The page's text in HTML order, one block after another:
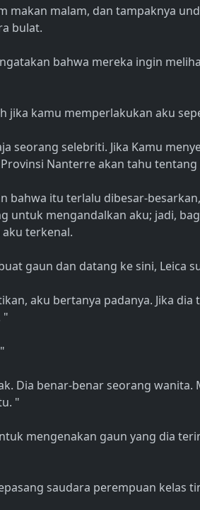
makan malam, dan tampaknya
bulat.
bahwa mereka ingin
jika kamu memperlakukan aku
seorang selebriti. Jika Kamu
Nanterre akan tahu tentang
bahwa itu terlalu dibesar-
untuk mengandalkan aku; jadi,
terkenal.
gaun dan datang ke sini, Leica
aku bertanya padanya. Jika
"
Dia benar-benar seorang
"
mengenakan gaun yang dia
saudara perempuan kelas